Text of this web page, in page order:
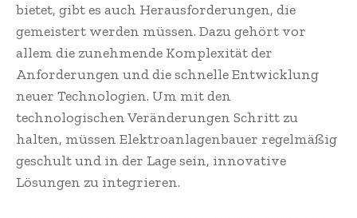
bietet, gibt es auch Herausforderungen, die
gemeistert werden müssen. Dazu gehört vor
allem die zunehmende Komplexität der
Anforderungen und die schnelle Entwicklung
neuer Technologien. Um mit den
technologischen Veränderungen Schritt zu
halten, müssen Elektroanlagenbauer regelmäßig
geschult und in der Lage sein, innovative
Lösungen zu integrieren.